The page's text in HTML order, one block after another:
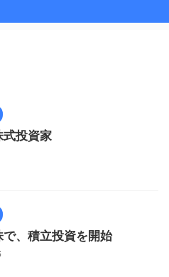
式投資家
、積立投資を開始